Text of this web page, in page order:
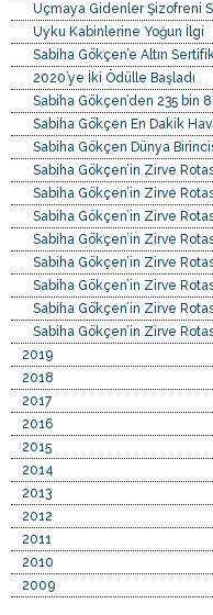
Uçmaya Gidenler Şizofreni
Uyku Kabinlerine Yoğun İlgi
Sabiha Gökçen’e Altın
2020’ye İki Ödülle Başladı
Sabiha Gökçen’den 235 bin
Sabiha Gökçen En Dakik
Sabiha Gökçen Dünya
Sabiha Gökçen’in Zirve
Sabiha Gökçen’in Zirve
Sabiha Gökçen’in Zirve
Sabiha Gökçen’in Zirve
Sabiha Gökçen’in Zirve
Sabiha Gökçen’in Zirve
Sabiha Gökçen’in Zirve
Sabiha Gökçen’in Zirve
2019
2018
2017
2016
2015
2014
2013
2012
2011
2010
2009